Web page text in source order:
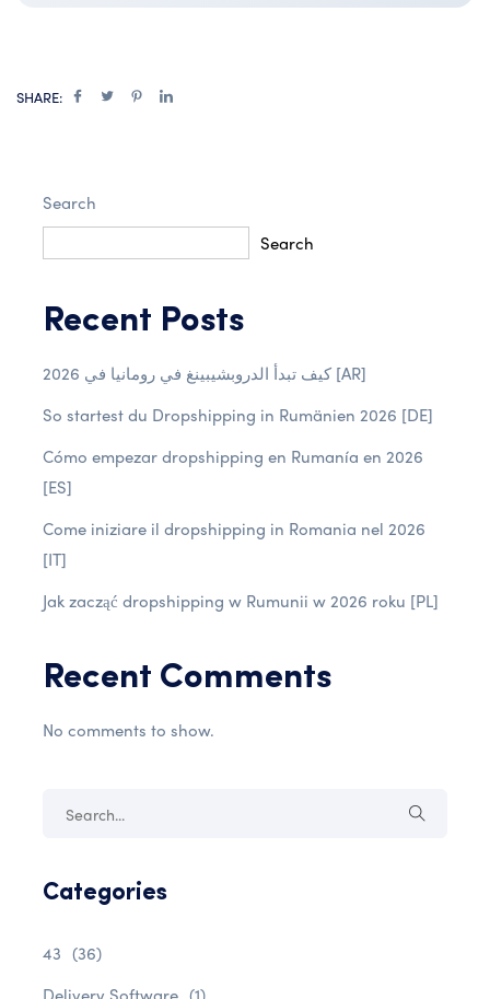
SHARE:
Search
Search
Recent Posts
كيف تبدأ الدروبشيبينغ في رومانيا في 2026 [AR]
So startest du Dropshipping in Rumänien 2026 [DE]
Cómo empezar dropshipping en Rumanía en 2026
[ES]
Come iniziare il dropshipping in Romania nel 2026
[IT]
Jak zacząć dropshipping w Rumunii w 2026 roku [PL]
Recent Comments
No comments to show.
Categories
43 (36)